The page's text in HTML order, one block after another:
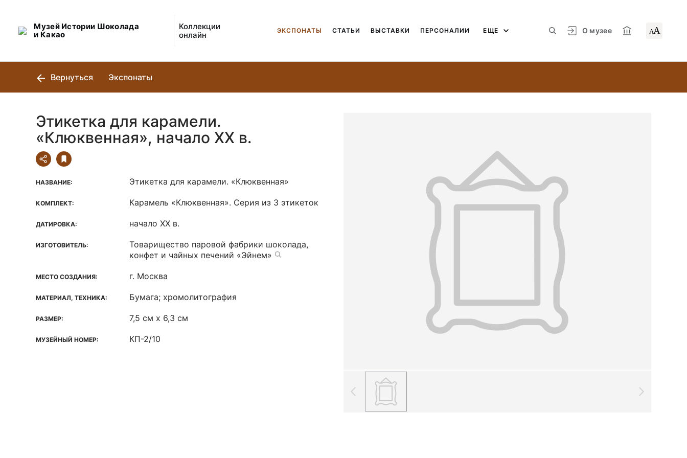
Музей Истории Шоколада
и Какао
Коллекции
онлайн
О музее АА
ЭКСПОНАТЫ СТАТЬИ ВЫСТАВКИ ПЕРСОНАЛИИ ЕЩЕ
Вернуться Экспонаты
Этикетка для карамели.
«Клюквенная», начало ХХ в.
НАЗВАНИЕ: Этикетка для карамели. «Клюквенная»
КОМПЛЕКТ: Карамель «Клюквенная». Серия из 3 этикеток
ДАТИРОВКА: начало ХХ в.
ИЗГОТОВИТЕЛЬ:
Товарищество паровой фабрики шоколада,
конфет и чайных печений «Эйнем»
МЕСТО СОЗДАНИЯ: г. Москва
МАТЕРИАЛ, ТЕХНИКА: Бумага; хромолитография
РАЗМЕР: 7,5 см х 6,3 см
МУЗЕЙНЫЙ НОМЕР: КП-2/10